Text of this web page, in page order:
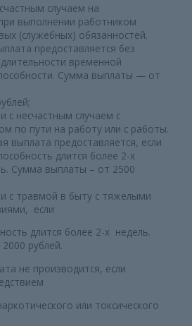
случаем на
выполнении работником
(служебных) обязанностей.
предоставляется без
временной
Сумма выплаты — от
с несчастным случаем с
по пути на работу или с работы.
предоставляется, если
длится более 2-х
Сумма выплаты – от 2500
с травмой в быту с тяжелыми
если
длится более 2-х недель.
рублей.
не производится, если
или токсического